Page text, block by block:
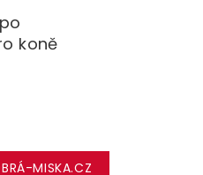
koně
MISKA.CZ